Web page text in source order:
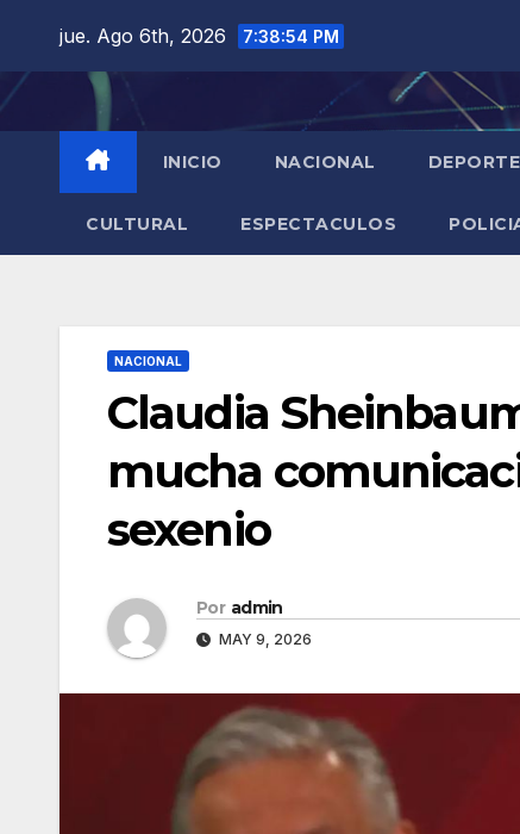
contenido
jue. Ago 6th, 2026 7:38:56 PM
INICIO NACIONAL
CULTURAL ESPECTACULOS
NACIONAL
Claudia
mucha
sexenio
Por admin
MAY 9, 2026